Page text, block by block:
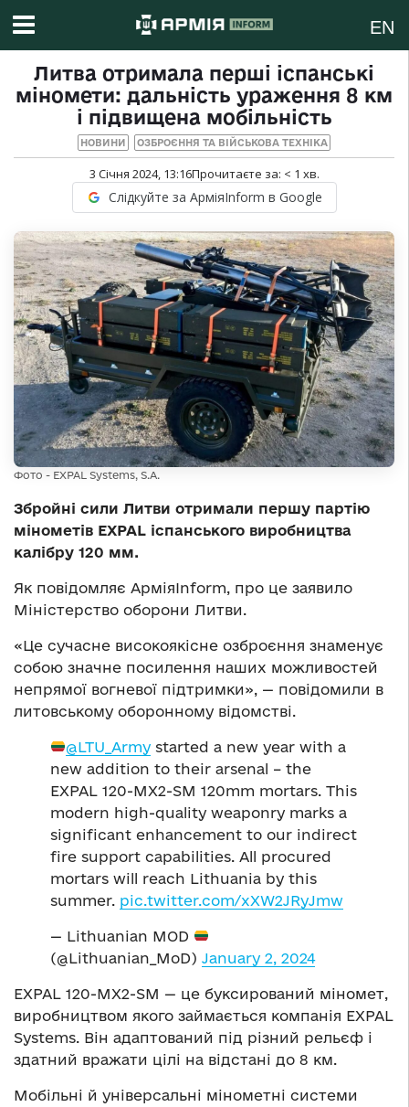
EN
Литва отримала перші іспанські
міномети: дальність ураження 8 км
і підвищена мобільність
НОВИНИ ОЗБРОЄННЯ ТА ВІЙСЬКОВА ТЕХНІКА
3 Січня 2024, 13:16Прочитаєте за: < 1 хв.
Слідкуйте за АрміяInform в Google
Фото - EXPAL Systems, S.A.
Збройні сили Литви отримали першу партію
мінометів EXPAL іспанського виробництва
калібру 120 мм.
Як повідомляє АрміяInform, про це заявило
Міністерство оборони Литви.
«Це сучасне високоякісне озброєння знаменує
собою значне посилення наших можливостей
непрямої вогневої підтримки», — повідомили в
литовському оборонному відомстві.
@LTU_Army started a new year with a
new addition to their arsenal – the
EXPAL 120-MX2-SM 120mm mortars. This
modern high-quality weaponry marks a
significant enhancement to our indirect
fire support capabilities. All procured
mortars will reach Lithuania by this
summer. pic.twitter.com/xXW2JRyJmw
— Lithuanian MOD
(@Lithuanian_MoD) January 2, 2024
EXPAL 120-MX2-SM — це буксирований міномет,
виробництвом якого займається компанія EXPAL
Systems. Він адаптований під різний рельєф і
здатний вражати цілі на відстані до 8 км.
Мобільні й універсальні мінометні системи